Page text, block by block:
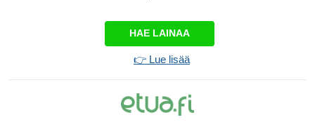
HAE LAINAA
👉 Lue lisää